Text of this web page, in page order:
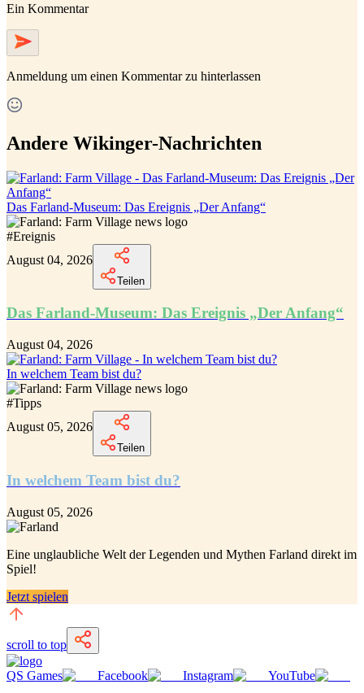
Ein Kommentar
Anmeldung um einen Kommentar zu hinterlassen
Andere Wikinger-Nachrichten
Das Farland-Museum: Das Ereignis „Der Anfang“
#Ereignis
August 04, 2026
Teilen
Das Farland-Museum: Das Ereignis „Der Anfang“
August 04, 2026
In welchem Team bist du?
#Tipps
August 05, 2026
Teilen
In welchem Team bist du?
August 05, 2026
Eine unglaubliche Welt der Legenden und Mythen Farland direkt im
Spiel!
Jetzt spielen
scroll to top
QS Games Facebook Instagram YouTube